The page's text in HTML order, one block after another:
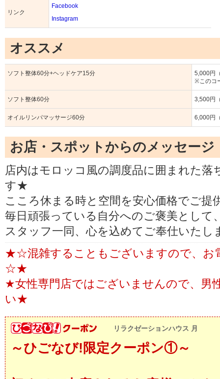
リンク
Facebook
Instagram
オススメ
ソフト整体60分+ヘッドケア15分
5,000円
※このコ
ソフト整体60分 3,500円
オイルリンパマッサージ60分 6,000円
お店・スポットからのメッセージ
店内はモロッコ風の調度品に囲まれた
す★
こころ休まる時と空間を安心価格でご
毎日頑張っている自分へのご褒美とし
スタッフ一同、心を込めてご奉仕いたし
★☆混雑することもございますので、お
☆★
★女性専門店ではございませんので、男
い★
リラクゼーションハウス 月
～ひごなび!限定クーポン①～